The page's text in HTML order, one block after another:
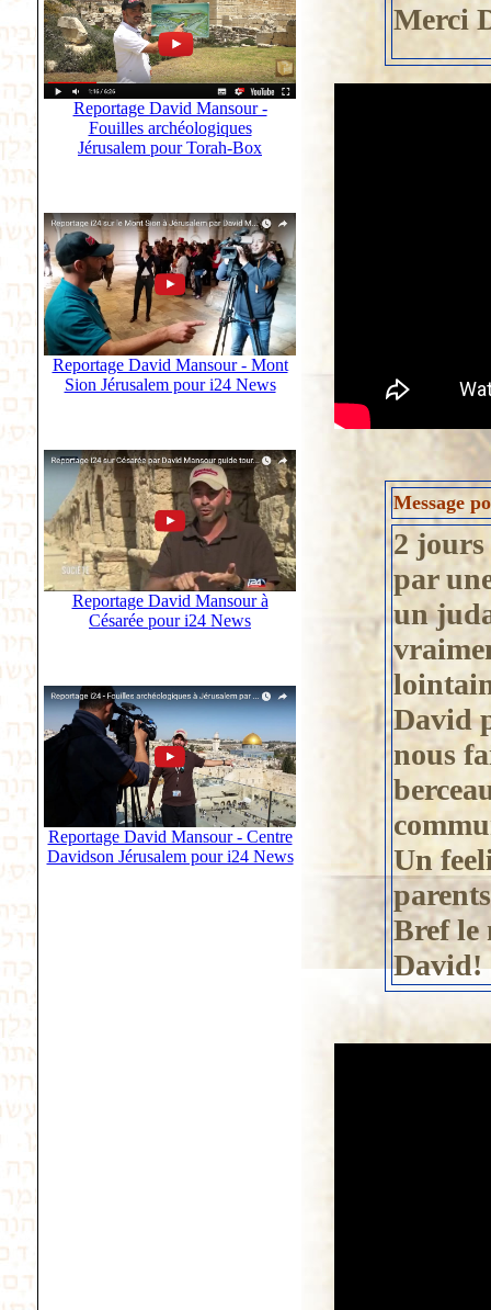
Reportage David Mansour -
Fouilles archéologiques
Jérusalem pour Torah-Box
Reportage David Mansour - Mont
Sion Jérusalem pour i24 News
Reportage David Mansour à
Césarée pour i24 News
Reportage David Mansour - Centre
Davidson Jérusalem pour i24 News
Merci
Message
2
par
un
David
nous
Un
Bref le
David!